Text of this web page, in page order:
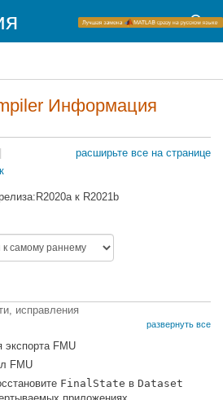
Информация
расширьте все на странице
R2020aк R2021b
исправления
развернуть все
FMU
FMU
FinalState в Dataset